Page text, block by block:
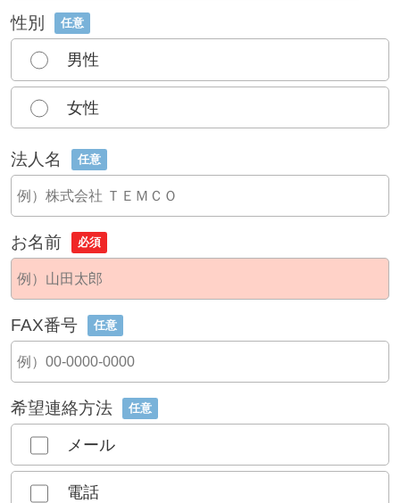
性別 任意
男性
女性
法人名 任意
お名前 必須
FAX番号 任意
希望連絡方法 任意
メール
電話